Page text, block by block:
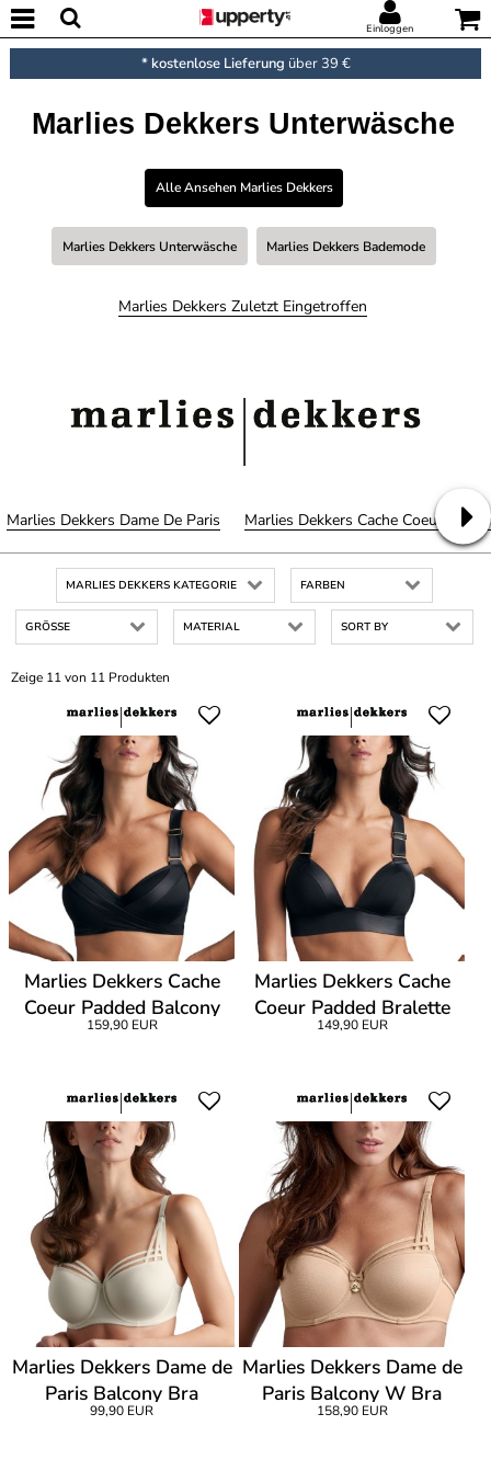
Einloggen
* kostenlose Lieferung über 39 €
Marlies Dekkers Unterwäsche
Alle Ansehen Marlies Dekkers
Marlies Dekkers Unterwäsche Marlies Dekkers Bademode
Marlies Dekkers Zuletzt Eingetroffen
Marlies Dekkers Dame De Paris Marlies Dekkers Cache Coeur
MARLIES DEKKERS KATEGORIE FARBEN
GRÖSSE MATERIAL SORT BY
Zeige 11 von 11 Produkten
Marlies Dekkers Cache
Coeur Padded Balcony
Bikini
159,90 EUR
Marlies Dekkers Cache
Coeur Padded Bralette
Bikini
149,90 EUR
Marlies Dekkers Dame de
Paris Balcony Bra
99,90 EUR
Marlies Dekkers Dame de
Paris Balcony W Bra
158,90 EUR